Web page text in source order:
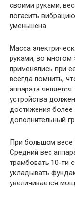
своими руками,
погасить
уменьшена.
Масса
руками, во многом
применялись при
всегда помнить,
аппарата
устройства
достижения
дополнительный
При большом весе
Средний вес
трамбовать 10-ти
укладывать
увеличивается